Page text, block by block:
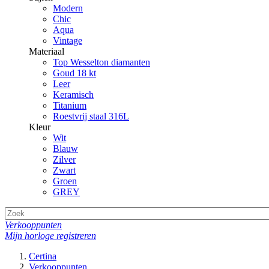
Modern
Chic
Aqua
Vintage
Materiaal
Top Wesselton diamanten
Goud 18 kt
Leer
Keramisch
Titanium
Roestvrij staal 316L
Kleur
Wit
Blauw
Zilver
Zwart
Groen
GREY
Verkooppunten
Mijn horloge registreren
Certina
Verkooppunten